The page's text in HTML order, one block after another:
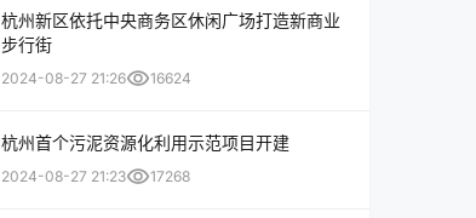
杭州新区依托中央商务区休闲广场打造新商业
步行街
2024-08-27 21:26visibility16624
杭州首个污泥资源化利用示范项目开建
2024-08-27 21:23visibility17268